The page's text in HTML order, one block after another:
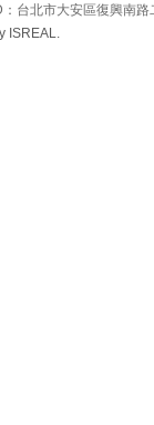
台北市大安區復興南
ISREAL.